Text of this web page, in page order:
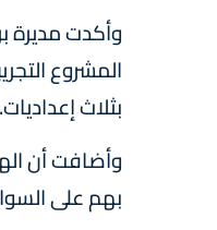
المشروع
بثلاث إعداديات.
وأضافت أن
بهم على